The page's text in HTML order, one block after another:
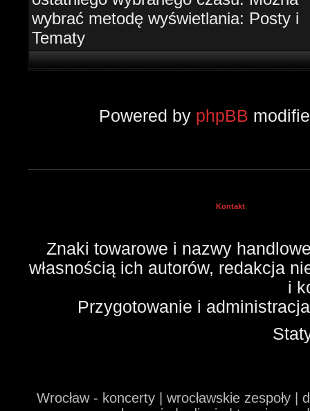
wybrać metodę wyświetlania: Posty i
Tematy
Powered by phpBB
Kontakt
Znaki towarowe i nazwy
własnością ich autorów, redakcja
i
Przygotowanie i
Wrocław - koncerty | wrocławskie zespoły